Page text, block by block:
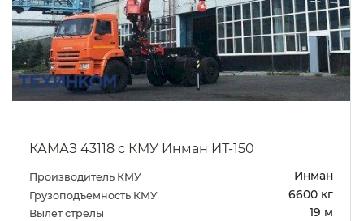
КАМАЗ 43118 с КМУ Инман ИТ-150
Производитель КМУ Инман
Грузоподъемность КМУ 6600 кг
Вылет стрелы 19 м